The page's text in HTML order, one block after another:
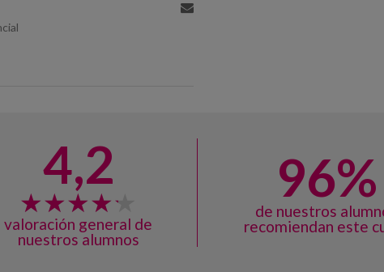
4,2
valoración general de
nuestros alumnos
96%
de nuestros
recomiendan este